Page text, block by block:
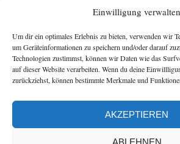
Einwilligung verwalten
Um dir ein optimales Erlebnis zu bieten, verwenden wir
um Geräteinformationen zu speichern und/oder darauf
Technologien zustimmst, können wir Daten wie das
auf dieser Website verarbeiten. Wenn du deine
zurückziehst, können bestimmte Merkmale und
AKZEPTIEREN
ABLEHNEN